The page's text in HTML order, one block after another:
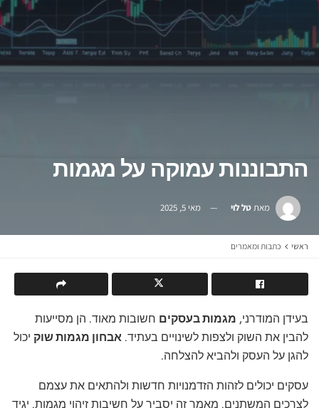
התבוננות עמוקה על מגמות
מאתטל לוי מאי 5, 2025
ראשי כתבות ומאמרים
בעידן המודרני, מגמות בעסקים חשובות מאוד. הן מסייעות
להבין את השוק ולצפות לשינויים בעתיד. אבחון מגמות שוק יכול
להגן על העסק ולהביא להצלחה.
עסקים יכולים לזהות הזדמנויות חדשות ולהתאים את עצמם
לצרכים המשתנים. מאמר זה יסביר על חשיבות זיהוי מגמות. יגיד